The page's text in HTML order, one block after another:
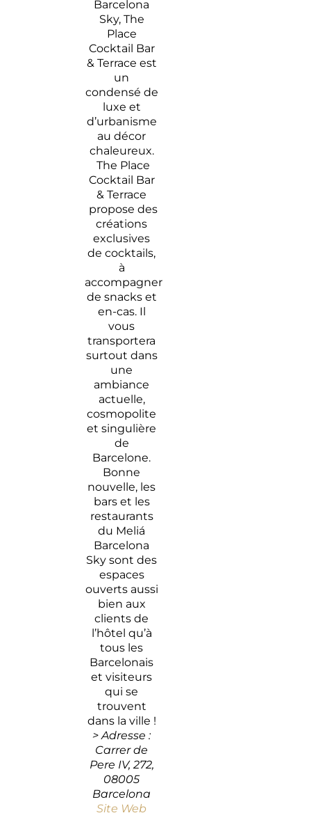
Barcelona
Sky, The
Place
Cocktail Bar
& Terrace est
un
condensé de
luxe et
d’urbanisme
au décor
chaleureux.
The Place
Cocktail Bar
& Terrace
propose des
créations
exclusives
de cocktails,
à
accompagner
de snacks et
en-cas. Il
vous
transportera
surtout dans
une
ambiance
actuelle,
cosmopolite
et singulière
de
Barcelone.
Bonne
nouvelle, les
bars et les
restaurants
du Meliá
Barcelona
Sky sont des
espaces
ouverts aussi
bien aux
clients de
l’hôtel qu’à
tous les
Barcelonais
et visiteurs
qui se
trouvent
dans la ville !
> Adresse :
Carrer de
Pere IV, 272,
08005
Barcelona
Site Web